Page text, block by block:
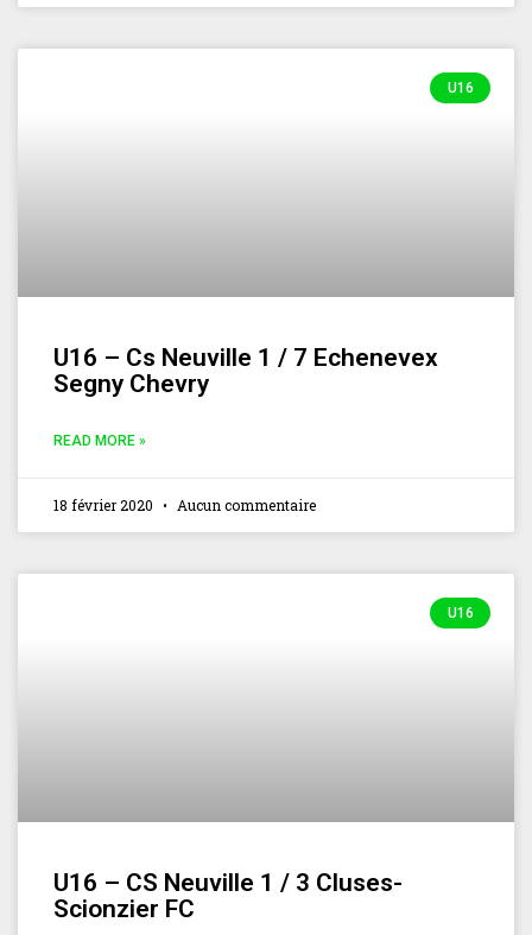
U16
U‌16 – Cs Neuville 1 / 7 Echenevex
Segny Chevry
READ MORE »
18 février 2020 Aucun commentaire
U16
U16 – CS Neuville 1 / 3 Cluses-
Scionzier FC